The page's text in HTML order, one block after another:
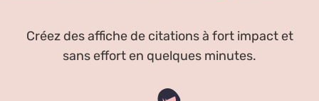
Créez des affiche de citations à fort impact et
sans effort en quelques minutes.